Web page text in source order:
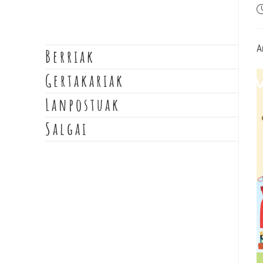
Berriak
Gertakariak
Lanpostuak
Salgai